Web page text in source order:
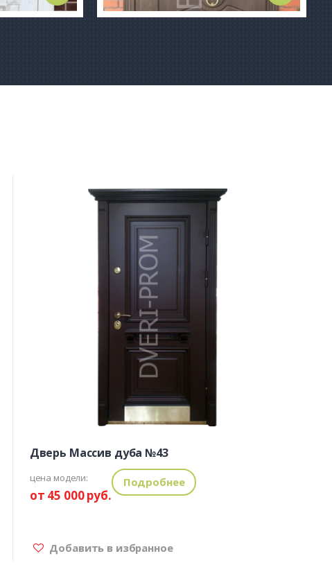
Дверь Массив дуба №43
цена модели:
от 45 000 руб.
Подробнее
Добавить в избранное